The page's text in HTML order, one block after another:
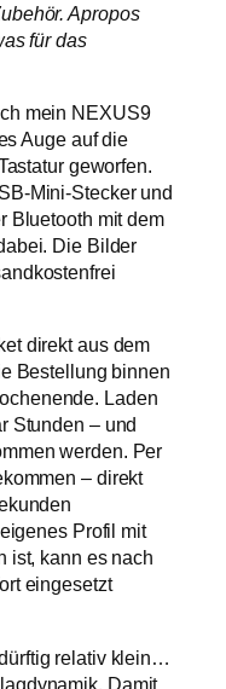
Apropos
für das
mein NEXUS9
Auge auf die
geworfen.
Mini-Stecker und
Bluetooth mit dem
Die Bilder
direkt aus dem
Bestellung binnen
Laden
Stunden – und
werden. Per
– direkt
Profil mit
ist, kann es nach
eingesetzt
relativ klein…
Damit